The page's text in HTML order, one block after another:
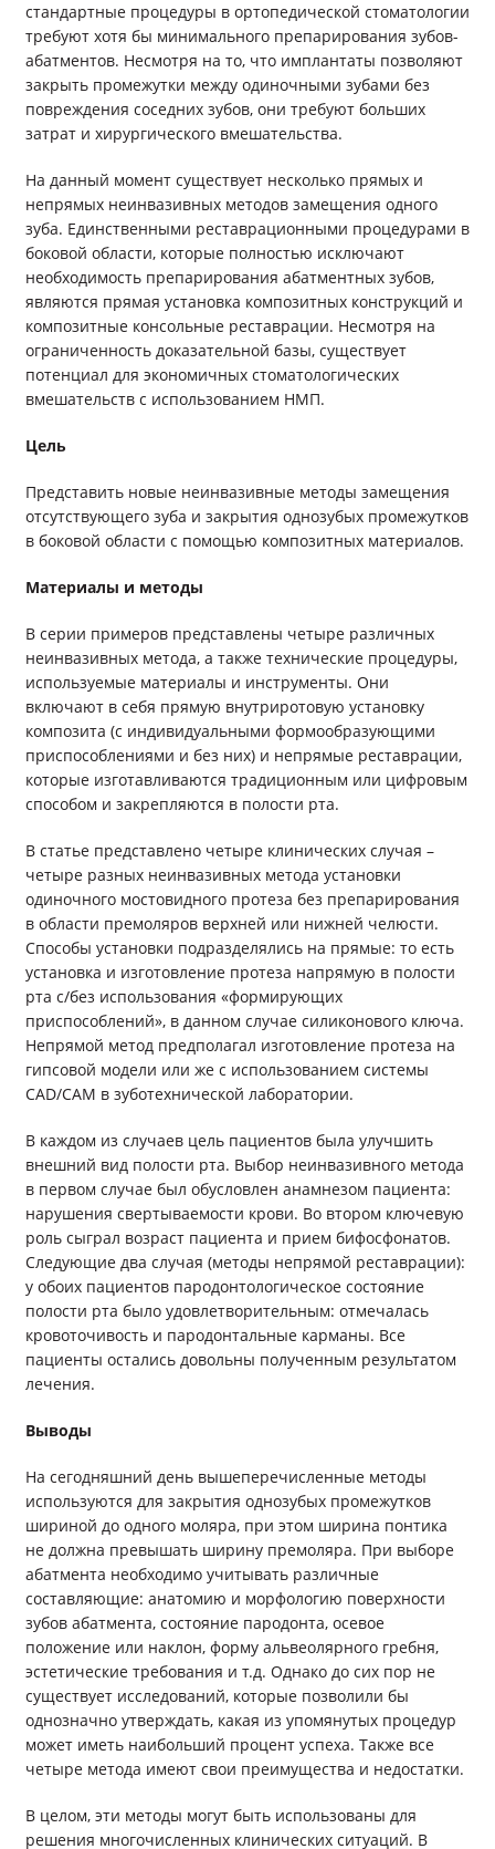
стандартные процедуры в ортопедической стоматологии
требуют хотя бы минимального препарирования зубов-
абатментов. Несмотря на то, что имплантаты позволяют
закрыть промежутки между одиночными зубами без
повреждения соседних зубов, они требуют больших
затрат и хирургического вмешательства.
На данный момент существует несколько прямых и
непрямых неинвазивных методов замещения одного
зуба. Единственными реставрационными процедурами в
боковой области, которые полностью исключают
необходимость препарирования абатментных зубов,
являются прямая установка композитных конструкций и
композитные консольные реставрации. Несмотря на
ограниченность доказательной базы, существует
потенциал для экономичных стоматологических
вмешательств с использованием НМП.
Цель
Представить новые неинвазивные методы замещения
отсутствующего зуба и закрытия однозубых промежутков
в боковой области с помощью композитных материалов.
Материалы и методы
В серии примеров представлены четыре различных
неинвазивных метода, а также технические процедуры,
используемые материалы и инструменты. Они
включают в себя прямую внутриротовую установку
композита (с индивидуальными формообразующими
приспособлениями и без них) и непрямые реставрации,
которые изготавливаются традиционным или цифровым
способом и закрепляются в полости рта.
В статье представлено четыре клинических случая –
четыре разных неинвазивных метода установки
одиночного мостовидного протеза без препарирования
в области премоляров верхней или нижней челюсти.
Способы установки подразделялись на прямые: то есть
установка и изготовление протеза напрямую в полости
рта с/без использования «формирующих
приспособлений», в данном случае силиконового ключа.
Непрямой метод предполагал изготовление протеза на
гипсовой модели или же с использованием системы
CAD/CAM в зуботехнической лаборатории.
В каждом из случаев цель пациентов была улучшить
внешний вид полости рта. Выбор неинвазивного метода
в первом случае был обусловлен анамнезом пациента:
нарушения свертываемости крови. Во втором ключевую
роль сыграл возраст пациента и прием бифосфонатов.
Следующие два случая (методы непрямой реставрации):
у обоих пациентов пародонтологическое состояние
полости рта было удовлетворительным: отмечалась
кровоточивость и пародонтальные карманы. Все
пациенты остались довольны полученным результатом
лечения.
Выводы
На сегодняшний день вышеперечисленные методы
используются для закрытия однозубых промежутков
шириной до одного моляра, при этом ширина понтика
не должна превышать ширину премоляра. При выборе
абатмента необходимо учитывать различные
составляющие: анатомию и морфологию поверхности
зубов абатмента, состояние пародонта, осевое
положение или наклон, форму альвеолярного гребня,
эстетические требования и т.д. Однако до сих пор не
существует исследований, которые позволили бы
однозначно утверждать, какая из упомянутых процедур
может иметь наибольший процент успеха. Также все
четыре метода имеют свои преимущества и недостатки.
В целом, эти методы могут быть использованы для
решения многочисленных клинических ситуаций. В